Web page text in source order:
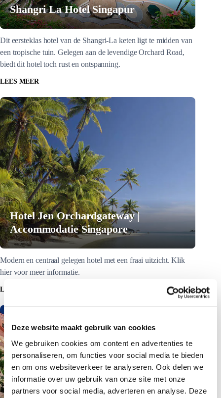
Deze website maakt gebruik van cookies
We gebruiken cookies om content en advertenties te
personaliseren, om functies voor social media te bieden
en om ons websiteverkeer te analyseren. Ook delen we
informatie over uw gebruik van onze site met onze
partners voor social media, adverteren en analyse. Deze
Shangri La Hotel Singapur
Dit eersteklas hotel van de Shangri-La keten ligt te midden van
een tropische tuin. Gelegen aan de levendige Orchard Road,
biedt dit hotel toch rust en ontspanning.
LEES MEER
Hotel Jen Orchardgateway |
Accommodatie Singapore
Modern en centraal gelegen hotel met een fraai uitzicht. Klik
hier voor meer informatie.
LEES MEER